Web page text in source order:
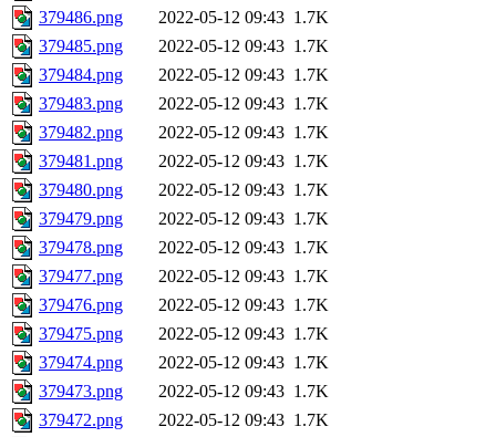
379486.png
2022-05-12 09:43 1.7K
379485.png
2022-05-12 09:43 1.7K
379484.png
2022-05-12 09:43 1.7K
379483.png
2022-05-12 09:43 1.7K
379482.png
2022-05-12 09:43 1.7K
379481.png
2022-05-12 09:43 1.7K
379480.png
2022-05-12 09:43 1.7K
379479.png
2022-05-12 09:43 1.7K
379478.png
2022-05-12 09:43 1.7K
379477.png
2022-05-12 09:43 1.7K
379476.png
2022-05-12 09:43 1.7K
379475.png
2022-05-12 09:43 1.7K
379474.png
2022-05-12 09:43 1.7K
379473.png
2022-05-12 09:43 1.7K
379472.png
2022-05-12 09:43 1.7K